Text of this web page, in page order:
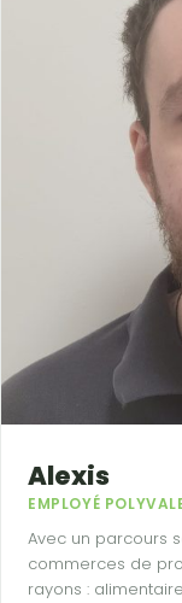
Alexis
EMPLOYÉ
Avec un parcours
commerces de proximité, Alexis
rayons :